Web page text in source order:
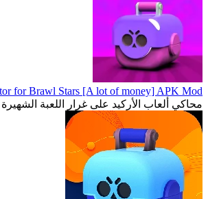
for Brawl Stars [A lot of money] APK Mod
محاكي ألعاب الأركيد على غرار اللعبة الشهيرة Brawl Stars